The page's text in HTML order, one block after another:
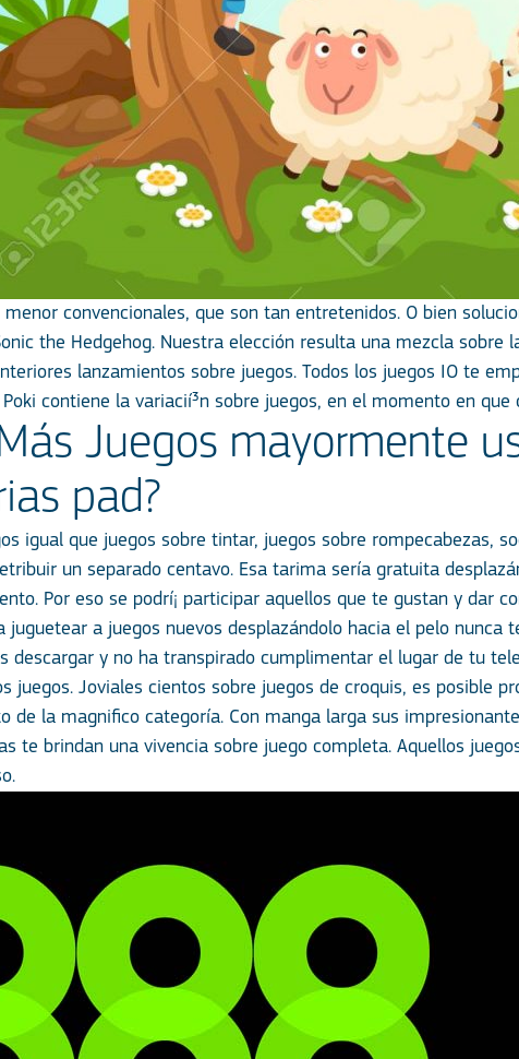
convencionales, que son tan entretenidos. O bien
the Hedgehog. Nuestra elección resulta una mezcla
lanzamientos sobre juegos. Todos los juegos IO te
contiene la variacií³n sobre juegos, en el momento en
Juegos mayormente
pad?
igual que juegos sobre tintar, juegos sobre rompecabezas,
un separado centavo. Esa tarima serí­a gratuita
Por eso se podrí¡ participar aquellos que te gustan y dar
juguetear a juegos nuevos desplazándolo hacia el pelo
descargar y no ha transpirado cumplimentar el lugar de tu
juegos. Joviales cientos sobre juegos de croquis, es posible
de la magnifico categoría. Con manga larga sus
te brindan una vivencia sobre juego completa. Aquellos